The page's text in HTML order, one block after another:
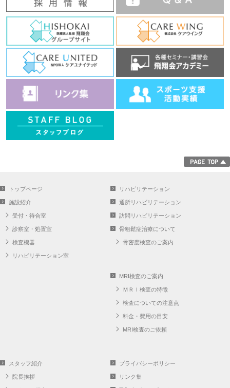
トップページ
施設紹介
受付・待合室
診察室・処置室
検査機器
リハビリテーション室
リハビリテーション
通所リハビリテーション
訪問リハビリテーション
骨粗鬆症治療について
骨密度検査のご案内
MRI検査のご案内
ＭＲＩ検査の特徴
検査についての注意点
料金・費用の目安
MRI検査のご依頼
スタッフ紹介
院長挨拶
プライバシーポリシー
リンク集